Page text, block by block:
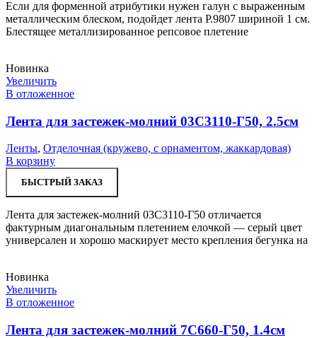
Если для форменной атрибутики нужен галун с выраженным
металлическим блеском, подойдет лента Р.9807 шириной 1 см.
Блестящее металлизированное репсовое плетение
Новинка
Увеличить
В отложенное
Лента для застежек-молний 03С3110-Г50, 2.5см
Ленты, Отделочная (кружево, с орнаментом, жаккардовая)
В корзину
БЫСТРЫЙ ЗАКАЗ
Лента для застежек-молний 03С3110-Г50 отличается
фактурным диагональным плетением елочкой — серый цвет
универсален и хорошо маскирует место крепления бегунка на
Новинка
Увеличить
В отложенное
Лента для застежек-молний 7С660-Г50, 1.4см